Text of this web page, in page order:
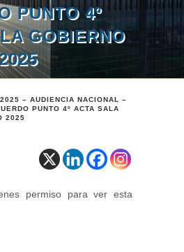
PUNTO 4º
GOBIERNO
– AUDIENCIA NACIONAL –
PUNTO 4º ACTA SALA
2025
permiso para ver esta